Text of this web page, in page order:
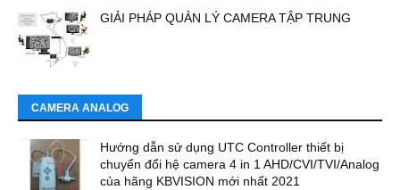
GIẢI PHÁP QUẢN LÝ CAMERA TẬP TRUNG
CAMERA ANALOG
Hướng dẫn sử dụng UTC Controller thiết bị
chuyển đổi hệ camera 4 in 1 AHD/CVI/TVI/Analog
của hãng KBVISION mới nhất 2021